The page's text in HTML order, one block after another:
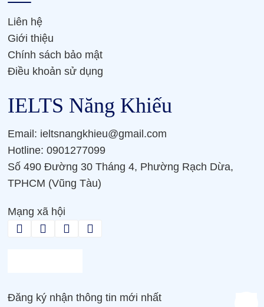
Liên hệ
Giới thiệu
Chính sách bảo mật
Điều khoản sử dụng
IELTS Năng Khiếu
Email: ieltsnangkhieu@gmail.com
Hotline: 0901277099
Số 490 Đường 30 Tháng 4, Phường Rạch Dừa,
TPHCM (Vũng Tàu)
Mạng xã hội
Đăng ký nhận thông tin mới nhất